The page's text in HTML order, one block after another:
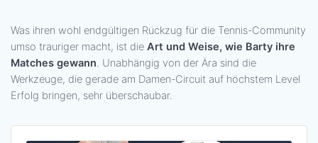
Was ihren wohl endgültigen Rückzug für die Tennis-Community
umso trauriger macht, ist die Art und Weise, wie Barty ihre
Matches gewann. Unabhängig von der Ära sind die
Werkzeuge, die gerade am Damen-Circuit auf höchstem Level
Erfolg bringen, sehr überschaubar.